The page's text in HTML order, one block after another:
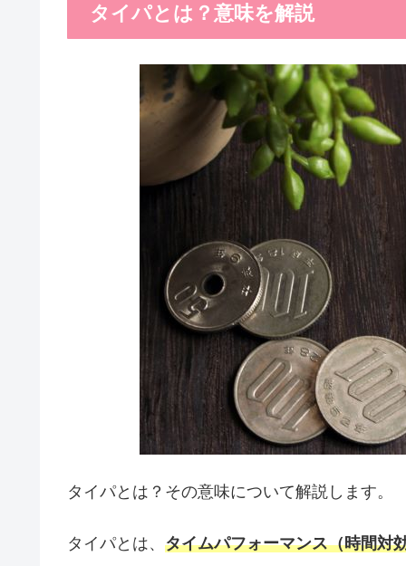
タイパとは？意味を解説
タイパとは？その意味について解説します。
タイパとは、 タイムパフォーマンス（時間対